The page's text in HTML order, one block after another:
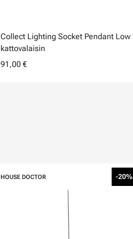
Collect Lighting Socket Pendant Low
kattovalaisin
91,00 €
HOUSE DOCTOR -20%